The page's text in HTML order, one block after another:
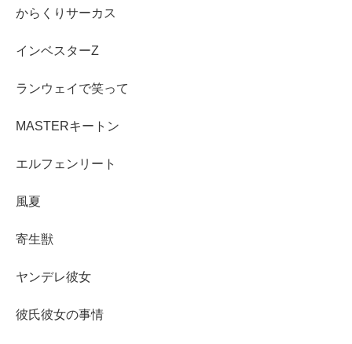
からくりサーカス
インベスターZ
ランウェイで笑って
MASTERキートン
エルフェンリート
風夏
寄生獣
ヤンデレ彼女
彼氏彼女の事情